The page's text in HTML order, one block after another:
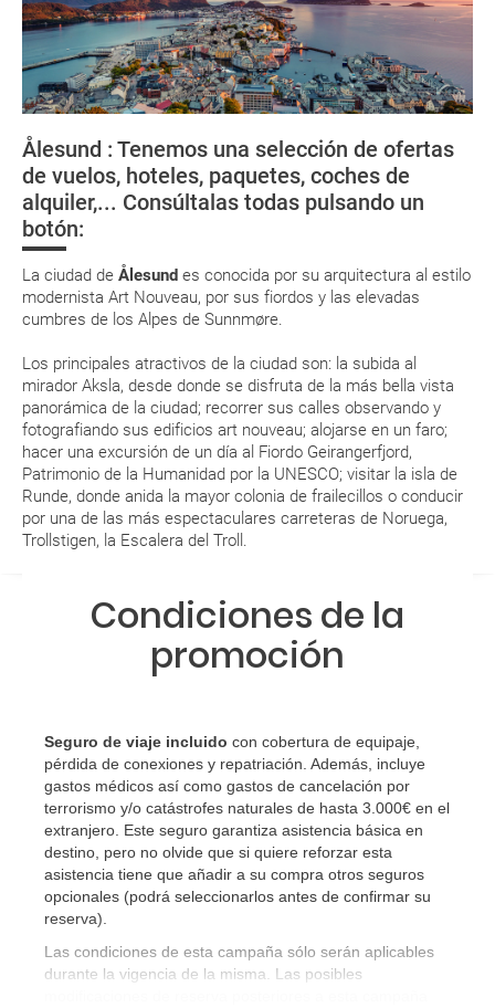
Ålesund : Tenemos una selección de ofertas
de vuelos, hoteles, paquetes, coches de
alquiler,... Consúltalas todas pulsando un
botón:
La ciudad de Ålesund es conocida por su arquitectura al estilo
modernista Art Nouveau, por sus fiordos y las elevadas
cumbres de los Alpes de Sunnmøre.
Los principales atractivos de la ciudad son: la subida al
mirador Aksla, desde donde se disfruta de la más bella vista
panorámica de la ciudad; recorrer sus calles observando y
fotografiando sus edificios art nouveau; alojarse en un faro;
hacer una excursión de un día al Fiordo Geirangerfjord,
Patrimonio de la Humanidad por la UNESCO; visitar la isla de
Runde, donde anida la mayor colonia de frailecillos o conducir
por una de las más espectaculares carreteras de Noruega,
Trollstigen, la Escalera del Troll.
Centro urbano de
Stavanger
Preikestolen, uno
de los paisajes
más sugestivos
La Catedral
Bergen
Documentación necesaria
Moneda
Asistencia sanitaria
Teléfonos de interés
La documentación de tu reserva te será enviada por mail en el
momento que el pago de la reserva esté realizado completamente.
Respecto a las tarjetas de embarque, casi todas las compañías aéreas
tienen ya todos sus billetes electrónicos por lo que podrás obtenerlas
in por su web.
Eso sí, deberás estar atento si viajas con una compañía low cost, debido
a que muchas de ellas exigen la presentación de la tarjeta de embarque
(que deberás realizar a través de su web) para que no te carguen un
suplemento extra en el mismo aeropuerto.
En caso de tener que enviarte la documentación de un paquete
vacacional (Caribe, circuitos, tours...) te enviaremos la documentación
de tu reserva alrededor de 10 días antes de salida, la cual deberás
imprimir y llevar contigo en el viaje.
Esta documentación te será requerida en el mostrador de la compañía
aérea a la hora de realizar el check-in el día de la salida.
MODIFICACIÓN ó CANCELACIÓN ¿Puedo anular o
modificar una reserva del viaje? ¿Qué gastos puede
generar una anulación o modificación del viaje?
¿Qué caducidad debe tener mi pasaporte para ir
¿Con cuánta antelación tengo que estar en el
paquete vacacional en la página web?
Al realizar la reserva, uno de los servicios ha
quedado de pendiente de confirmación ¿Cómo
sabré si se confirma el viaje?
¿Cómo sé si hay plazas disponibles en el viaje que
quiero al hacer mi solicitud de reserva?
Si tengo los traslados incluidos, ¿dónde debo
Condiciones de la
promoción
Seguro de viaje incluido con cobertura de equipaje,
pérdida de conexiones y repatriación. Además, incluye
gastos médicos así como gastos de cancelación por
terrorismo y/o catástrofes naturales de hasta 3.000€ en el
extranjero. Este seguro garantiza asistencia básica en
destino, pero no olvide que si quiere reforzar esta
asistencia tiene que añadir a su compra otros seguros
opcionales (podrá seleccionarlos antes de confirmar su
reserva)
Las condiciones de esta campaña sólo serán aplicables
durante la vigencia de la misma. Las posibles